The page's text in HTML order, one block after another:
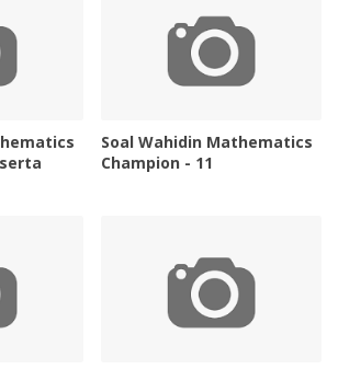
Soal Wahidin Mathematics
Champion - 11